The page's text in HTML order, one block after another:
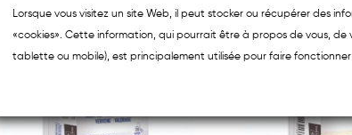
Lorsque vous visitez un site Web, il peut stocker ou récupérer des
«cookies». Cette information, qui pourrait être à propos de vous,
tablette ou mobile), est principalement utilisée pour faire fonctionner